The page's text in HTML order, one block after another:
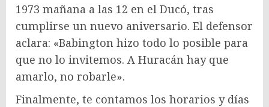
1973 mañana a las 12 en el Ducó, tras
cumplirse un nuevo aniversario. El defensor
aclara: «Babington hizo todo lo posible para
que no lo invitemos. A Huracán hay que
amarlo, no robarle».
Finalmente, te contamos los horarios y días